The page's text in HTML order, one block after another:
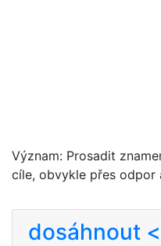
Význam: Prosadit
cíle, obvykle přes odpor
dosáhnout